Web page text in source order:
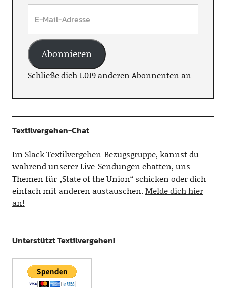
Abonnieren
Schließe dich 1.019 anderen Abonnenten an
Textilvergehen-Chat
Im Slack Textilvergehen-Bezugsgruppe, kannst du
während unserer Live-Sendungen chatten, uns
Themen für „State of the Union“ schicken oder dich
einfach mit anderen austauschen.Melde dich hier
an!
Unterstützt Textilvergehen!